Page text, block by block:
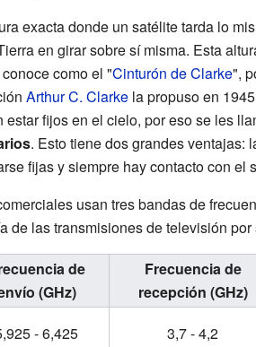
exacta donde un satélite tarda lo
en girar sobre sí misma. Esta
como el "Cinturón de Clarke",
Arthur C. Clarkela propuso en
estar fijos en el cielo, por eso se les
. Esto tiene dos grandes ventajas:
fijas y siempre hay contacto con el
usan tres bandas de
de las transmisiones de televisión
de
(GHz)
Frecuencia de
recepción (GHz)
- 6,425 3,7 - 4,2